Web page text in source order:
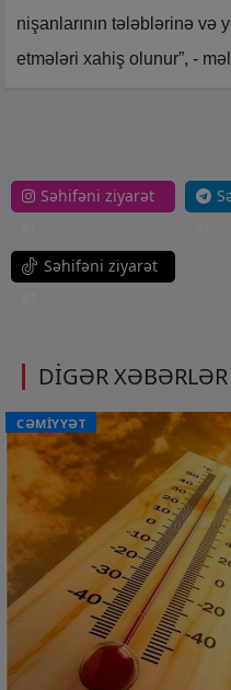
nişanlarının tələblərinə və
etmələri xahiş olunur”, -
Səhifəni ziyarət
Səhifəni ziyarət
DİGƏR XƏBƏRLƏR
CƏMİYYƏT